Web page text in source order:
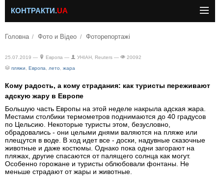
КОНТРАКТИ.UA
Головна Фото и Відео Фоторепортажі
25.07.2019 — Европа — УНІАН, Reuters —
20092
пляжи
Европа лето жара
Кому радость, а кому страдания: как туристы переживают
адскую жару в Европе
Большую часть Европы на этой неделе накрыла адская жара.
Местами столбики термометров поднимаются до 40 градусов
по Цельсию. Некоторые туристы этом, безусловно,
обрадовались - они целыми днями валяются на пляже или
плещутся в воде. В ход идет все - доски, надувные сказочные
животные и даже костюмы. Однако пока одни загорают на
пляжах, другие спасаются от палящего солнца как могут.
Особенно горожане и туристы облюбовали фонтаны. Не
меньше страдают от жары и животные.